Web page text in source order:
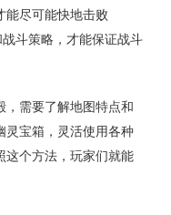
能尽可能快地击败
斗策略，才能保证战斗
，需要了解地图特点和
灵宝箱，灵活使用各种
这个方法，玩家们就能